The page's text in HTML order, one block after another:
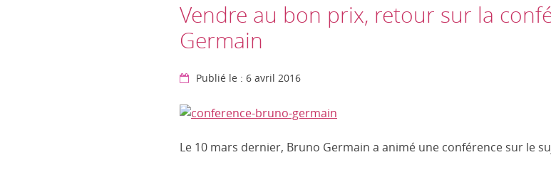
Vendre au bon prix, retour sur la
Germain
Publié le : 6 avril 2016
Le 10 mars dernier, Bruno Germain a animé une conférence sur le